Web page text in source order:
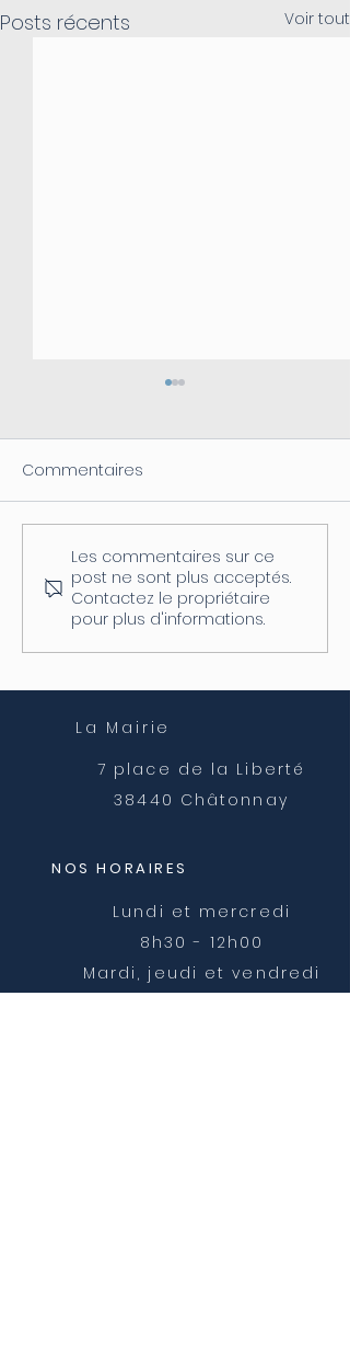
Posts récents Voir tout
Coupure d'électricité le
04/08
Commentaires
Les commentaires sur ce
post ne sont plus acceptés.
Contactez le propriétaire
pour plus d'informations.
La Mairie
7 place de la Liberté
38440 Châtonnay
NOS HORAIRES
Lundi et mercredi
8h30 - 12h00
Mardi, jeudi et vendredi